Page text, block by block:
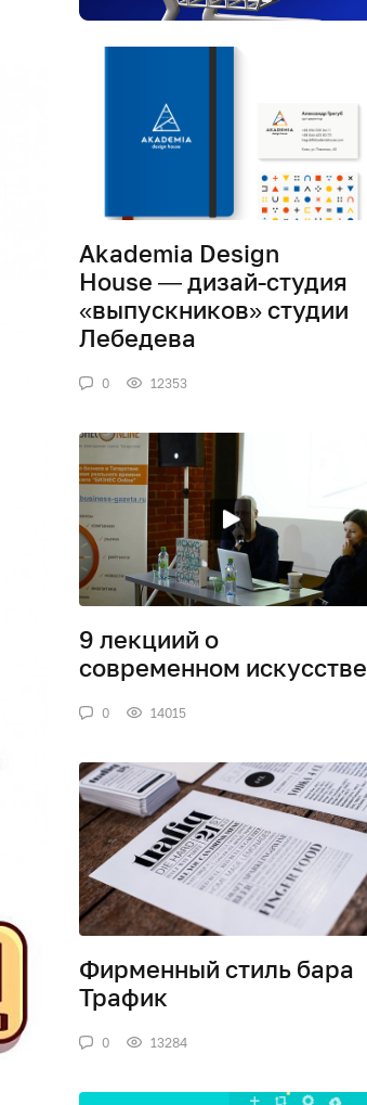
Akademia Design
House — дизай-студия
«выпускников» студии
Лебедева
0 12353
9 лекциий о
современном искусстве
0 14015
Фирменный стиль бара
Трафик
0 13284